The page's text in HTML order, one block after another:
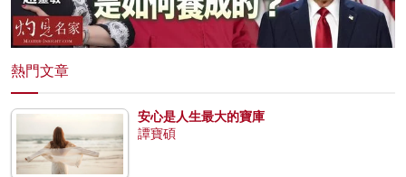
熱門文章
安心是人生最大的寶庫
譚寶碩